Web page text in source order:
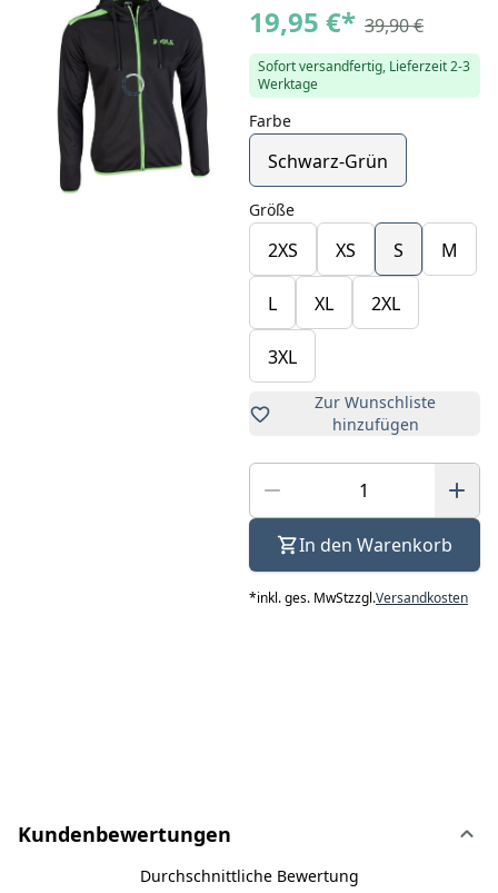
19,95 €* 39,90 €
Sofort versandfertig, Lieferzeit 2-3
Werktage
Farbe
Schwarz-Grün
Größe
2XS XS S M
L XL 2XL
3XL
Zur Wunschliste
hinzufügen
In den Warenkorb
*inkl. ges. MwStzzgl.Versandkosten
Kundenbewertungen
Durchschnittliche Bewertung